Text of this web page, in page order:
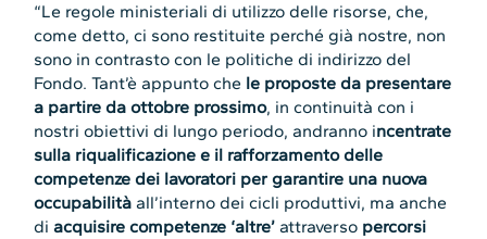
“Le regole ministeriali di utilizzo delle risorse, che,
come detto, ci sono restituite perché già nostre, non
sono in contrasto con le politiche di indirizzo del
Fondo. Tant’è appunto che le proposte da presentare
a partire da ottobre prossimo, in continuità con i
nostri obiettivi di lungo periodo, andranno incentrate
sulla riqualificazione e il rafforzamento delle
competenze dei lavoratori per garantire una nuova
occupabilità all’interno dei cicli produttivi, ma anche
diacquisire competenze ‘altre’ attraverso percorsi